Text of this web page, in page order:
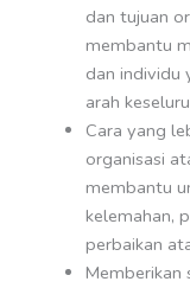
dan tujuan
membantu
dan individu
arah
Cara yang
organisasi
membantu
kelemahan,
perbaikan
Memberikan